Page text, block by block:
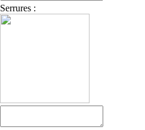
Serrures :